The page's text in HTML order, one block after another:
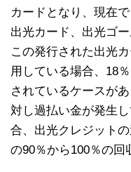
カードとなり、現在
出光カード、出光ゴ
この発行された出光
用している場合、18
されているケースが
対し過払い金が発生
合、出光クレジット
の90％から100％の回